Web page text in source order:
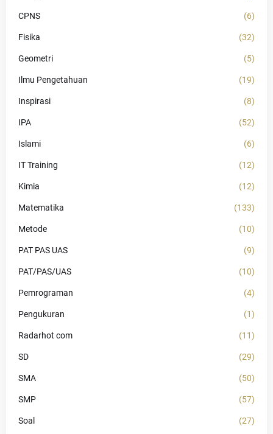
CPNS (6)
Fisika (32)
Geometri (5)
Ilmu Pengetahuan (19)
Inspirasi (8)
IPA (52)
Islami (6)
IT Training (12)
Kimia (12)
Matematika (133)
Metode (10)
PAT PAS UAS (9)
PAT/PAS/UAS (10)
Pemrograman (4)
Pengukuran (1)
Radarhot com (11)
SD (29)
SMA (50)
SMP (57)
Soal (27)